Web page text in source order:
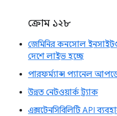
ক্রোম ১২৮
জেমিনির কনসোল
দেশে লাইভ হচ্ছে
পারফর্ম্যান্স প্যানেল
উন্নত নেটওয়ার্ক ট্র্যাক
এক্সটেনসিবিলিটি API